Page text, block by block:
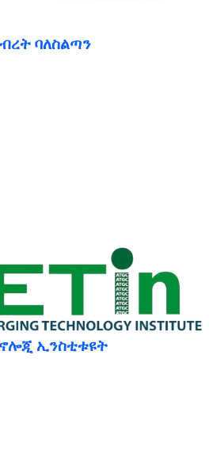
ባለስልጣን
ኢንስቲቱዩት